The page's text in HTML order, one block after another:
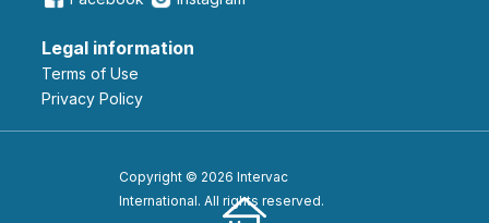
Legal information
Terms of Use
Privacy Policy
Copyright © 2026 Intervac
International. All rights reserved.